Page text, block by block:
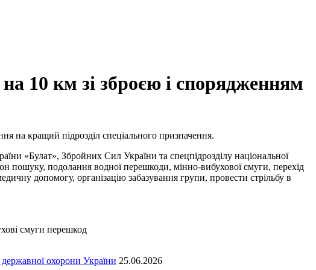
10 км зі зброєю і спорядженням
на кращий підрозділ спеціального призначення.
«Булат», Збройних Сил України та спецпідрозділу національної
пошуку, подолання водної перешкоди, мінно-вибухової смуги, перехід
допомогу, організацію забазування групи, провести стрільбу в
державної охорони України 25.06.2026